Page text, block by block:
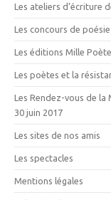
Les ateliers d’écriture
Les concours de poésie
Les éditions Mille
Les poètes et la
Les Rendez-vous de la
30 juin 2017
Les sites de nos amis
Les spectacles
Mentions légales